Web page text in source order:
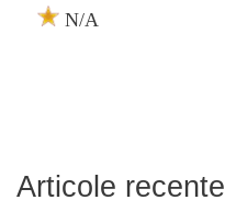
N/A
Articole recente